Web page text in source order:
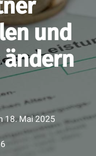
und
ändern
18. Mai 2025